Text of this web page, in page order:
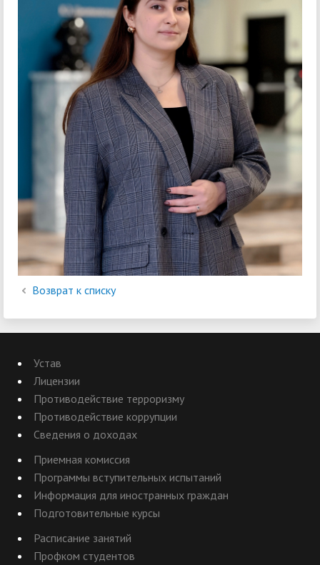
Возврат к списку
Устав
Лицензии
Противодействие терроризму
Противодействие коррупции
Сведения о доходах
Приемная комиссия
Программы вступительных испытаний
Информация для иностранных граждан
Подготовительные курсы
Расписание занятий
Профком студентов